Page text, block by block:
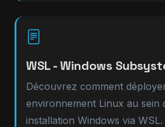
WSL - Windows
Découvrez comment
environnement Linux au sein
installation Windows via